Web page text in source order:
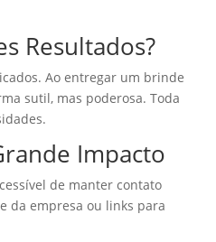
Resultados?
Ao entregar um brinde
sutil, mas poderosa. Toda
Impacto
de manter contato
da empresa ou links para